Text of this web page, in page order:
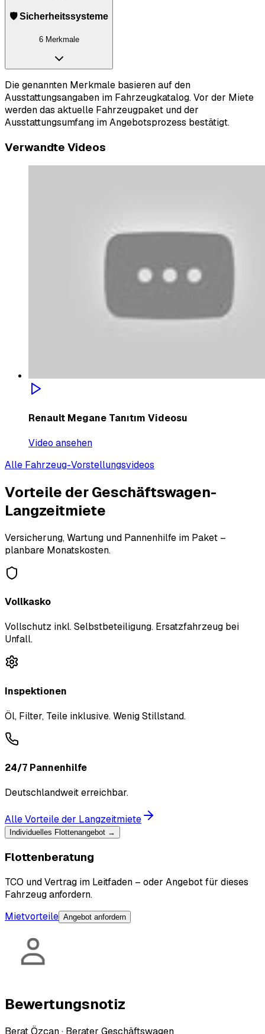
🛡️ Sicherheitssysteme
6 Merkmale
Die genannten Merkmale basieren auf den
Ausstattungsangaben im Fahrzeugkatalog. Vor der Miete
werden das aktuelle Fahrzeugpaket und der
Ausstattungsumfang im Angebotsprozess bestätigt.
Verwandte Videos
Renault Megane Tanıtım Videosu
Video ansehen
Alle Fahrzeug-Vorstellungsvideos
Vorteile der Geschäftswagen-
Langzeitmiete
Versicherung, Wartung und Pannenhilfe im Paket –
planbare Monatskosten.
Vollkasko
Vollschutz inkl. Selbstbeteiligung. Ersatzfahrzeug bei
Unfall.
Inspektionen
Öl, Filter, Teile inklusive. Wenig Stillstand.
24/7 Pannenhilfe
Deutschlandweit erreichbar.
Alle Vorteile der Langzeitmiete
Individuelles Flottenangebot →
Flottenberatung
TCO und Vertrag im Leitfaden – oder Angebot für dieses
Fahrzeug anfordern.
Mietvorteile Angebot anfordern
Bewertungsnotiz
Berat Özcan· Berater Geschäftswagen